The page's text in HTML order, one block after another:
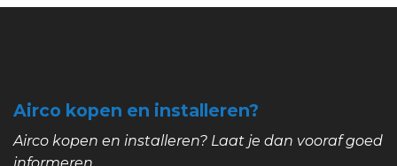
Airco kopen en installeren?
Airco kopen en installeren? Laat je dan vooraf goed